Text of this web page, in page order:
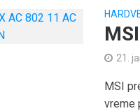
21.
MSI
vreme